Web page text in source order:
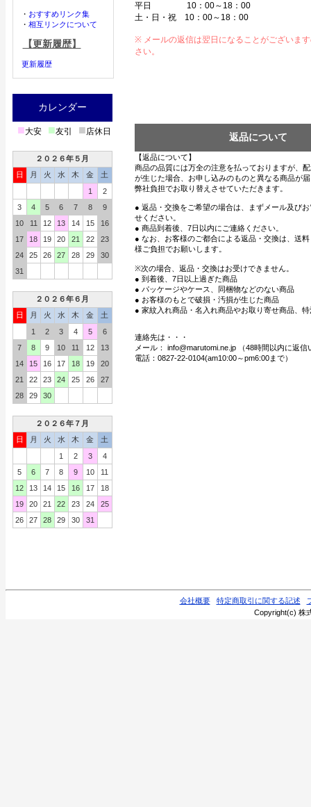
・ おすすめリンク集
・ 相互リンクについて
【更新履歴】
更新履歴
カレンダー
■大安 ■友引 ■店休日
２０２６年５月
日
月 火 水 木 金
土
1
2
3
4 5 6 7 8
9
10
11 12 13 14 15
16
17
18 19 20 21 22
23
24
25 26 27 28 29
30
31
２０２６年６月
日
月 火 水 木 金
土
1
2 3 4 5
6
7
8 9 10 11 12
13
14
15 16 17 18 19
20
21
22 23 24 25 26
27
28
29 30
２０２６年７月
日
月 火 水 木 金
土
1
2 3
4
5
6 7 8 9 10
11
12
13 14 15 16 17
18
19
20 21 22 23 24
25
26
27 28 29 30 31
平日 10：00～18：00
土・日・祝 10：00～18：00
※ メールの返信は翌日になることがございま
さい。
返品について
【返品について】
商品の品質には万全の注意を払っておりますが、
が生じた場合、お申し込みのものと異なる商品が
弊社負担でお取り替えさせていただきます。
● 返品・交換をご希望の場合は、まずメール及び
せください。
● 商品到着後、7日以内にご連絡ください。
● なお、お客様のご都合による返品・交換は、送
様ご負担でお願いします。
※次の場合、返品・交換はお受けできません。
● 到着後、7日以上過ぎた商品
● パッケージやケース、同梱物などのない商品
● お客様のもとで破損・汚損が生じた商品
● 家紋入れ商品・名入れ商品やお取り寄せ商品、
連絡先は・・・
メール： info@marutomi.ne.jp （48時間以内に返信
電話：0827-22-0104(am10:00～pm6:00まで）
会社概要 特定商取引に関する記述
Copyright(c) 株